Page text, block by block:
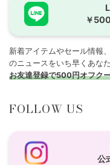
￥
新着アイテムやセール情報
のニュースをいち早くあな
お友達登録で500円オフク
FOLLOW US
公